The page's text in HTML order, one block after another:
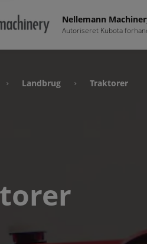
Nellemann
Autoriseret Kubota
› Landbrug › Traktorer